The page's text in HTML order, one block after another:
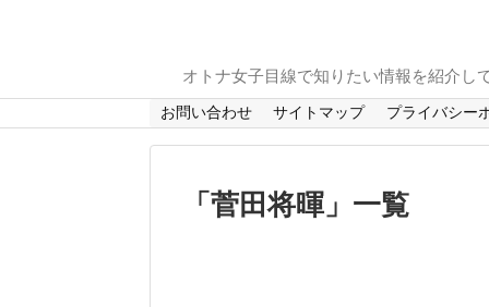
オトナ女子目線で知りたい情報を紹介
お問い合わせ サイトマップ プライバシー
「 菅田将暉 」 一覧